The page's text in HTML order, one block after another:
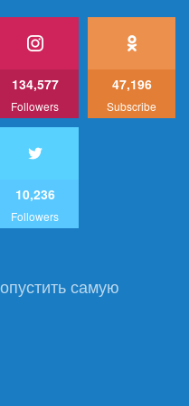
134,577
Followers
47,196
Subscribe
10,236
Followers
самую